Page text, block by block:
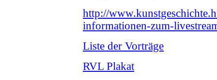
http://
informationen-zum-
Liste der Vorträge
RVL Plakat